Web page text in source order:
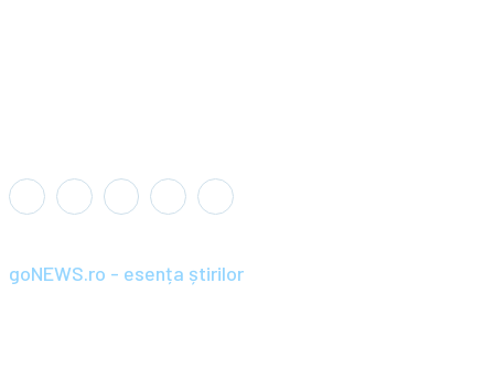
goNEWS.ro - esența știrilor